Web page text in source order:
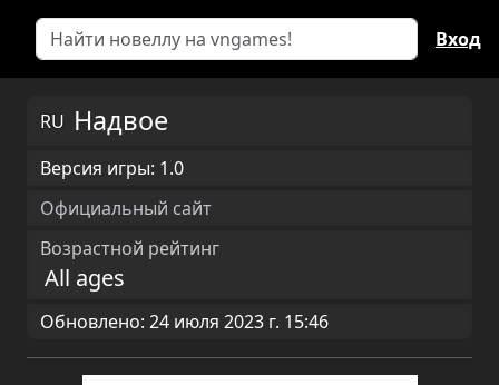
Вход
RU Надвое
Версия игры: 1.0
Официальный сайт
Возрастной рейтинг
All ages
Обновлено: 24 июля 2023 г. 15:46